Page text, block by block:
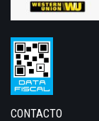
CONTACTO